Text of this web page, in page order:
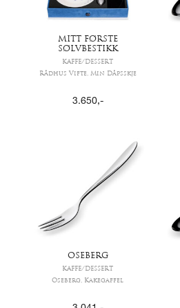
MITT FØRSTE
SØLVBESTIKK
KAFFE/DESSERT
Rådhus Vifte, Min Dåpsskje
3.650,-
OSEBERG
KAFFE/DESSERT
Oseberg, Kakegaffel